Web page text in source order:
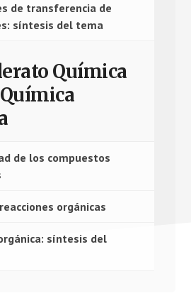
de transferencia de
síntesis del tema
Química
de los compuestos
orgánicas
síntesis del